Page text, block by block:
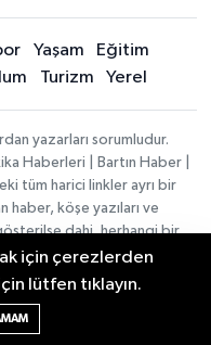
Yaşam
Eğitim
Turizm Yerel
yazarları sorumludur.
Haberleri | Bartın Haber |
tüm harici linkler ayrı bir
haber, köşe yazıları ve
dahi, herhangi bir
Eğitim
için çerezlerden
lütfen tıklayın.
5 Gözaltı, 4